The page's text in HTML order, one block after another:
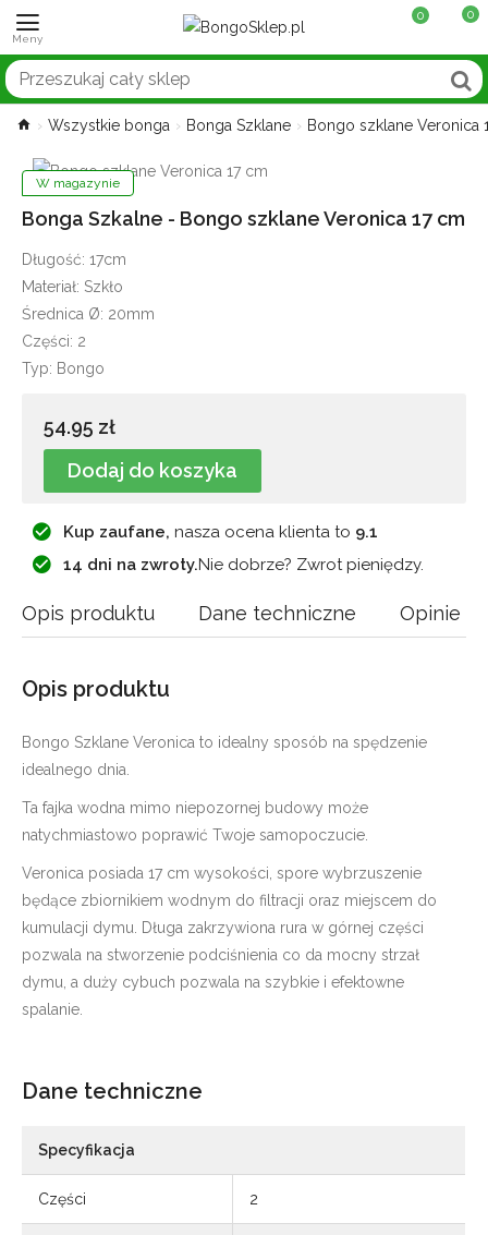
0 0
Wszystkie bonga Bonga Szklane Bongo szklane Veronica
W magazynie
Bonga Szkalne - Bongo szklane Veronica 17 cm
Długość: 17cm
Materiał: Szkło
Średnica Ø: 20mm
Części: 2
Typ: Bongo
54.95 zł
Dodaj do koszyka
Kup zaufane, nasza ocena klienta to 9.1
14 dni na zwroty.Nie dobrze? Zwrot pieniędzy.
Opis produktu Dane techniczne Opinie
Opis produktu
Bongo Szklane Veronica to idealny sposób na spędzenie
idealnego dnia.
Ta fajka wodna mimo niepozornej budowy może
natychmiastowo poprawić Twoje samopoczucie.
Veronica posiada 17 cm wysokości, spore wybrzuszenie
będące zbiornikiem wodnym do filtracji oraz miejscem do
kumulacji dymu. Długa zakrzywiona rura w górnej części
pozwala na stworzenie podciśnienia co da mocny strzał
dymu, a duży cybuch pozwala na szybkie i efektowne
spalanie.
Dane techniczne
Specyfikacja
Części 2